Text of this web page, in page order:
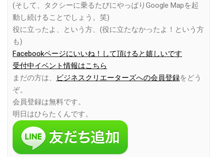
(そして、タクシーに乗るたびにやっぱりGoogle Mapを起
動し続けることでしょう。笑)
役に立ったよ、という方、(役に立たなかったよ！という方
も)
Facebookページにいいね！して頂けると嬉しいです
受付中イベント情報はこちら
まだの方は、
ビジネスクリエーターズへの会員登録をどう
ぞ。
会員登録は無料です。
明日はひらたくんです。